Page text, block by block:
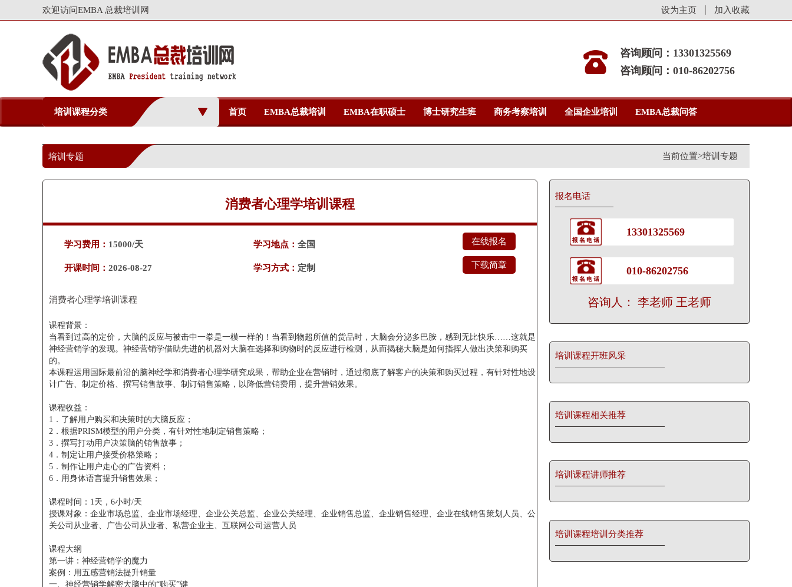
欢迎访问EMBA 总裁培训网 设为主页 加入收藏
咨询顾问：13301325569
咨询顾问：010-86202756
培训课程分类 首页 EMBA总裁培训 EMBA在职硕士 博士研究生班 商务考察培训 全国企业培训 EMBA总裁问答
培训专题 当前位置>培训专题
消费者心理学培训课程
学习费用： 15000/天
开课时间： 2026-08-27
学习地点：全国
学习方式： 定制
在线报名
下载简章
消费者心理学培训课程
课程背景：
当看到过高的定价，大脑的反应与被击中一拳是一模一样的！当看到物超所值的货品时，大脑会分泌多巴胺，感到无比快乐……这就是
神经营销学的发现。神经营销学借助先进的机器对大脑在选择和购物时的反应进行检测，从而揭秘大脑是如何指挥人做出决策和购买
的。
本课程运用国际最前沿的脑神经学和消费者心理学研究成果，帮助企业在营销时，通过彻底了解客户的决策和购买过程，有针对性地设
计广告、制定价格、撰写销售故事、制订销售策略，以降低营销费用，提升营销效果。
课程收益：
1．了解用户购买和决策时的大脑反应；
2．根据PRISM模型的用户分类，有针对性地制定销售策略；
3．撰写打动用户决策脑的销售故事；
4．制定让用户接受价格策略；
5．制作让用户走心的广告资料；
6．用身体语言提升销售效果；
课程时间：1天，6小时/天
授课对象：企业市场总监、企业市场经理、企业公关总监、企业公关经理、企业销售总监、企业销售经理、企业在线销售策划人员、公
关公司从业者、广告公司从业者、私营企业主、互联网公司运营人员
课程大纲
第一讲：神经营销学的魔力
案例：用五感营销法提升销量
一、神经营销学解密大脑中的“购买”键
报名电话
13301325569
010-86202756
咨询人： 李老师 王老师
培训课程开班风采
培训课程相关推荐
培训课程讲师推荐
培训课程培训分类推荐